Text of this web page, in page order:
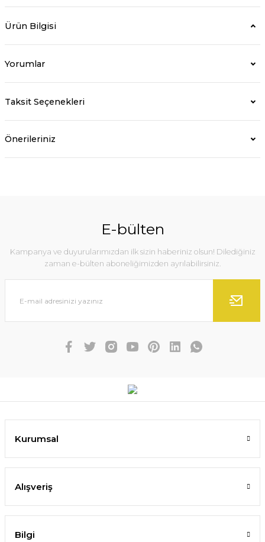
Ürün Bilgisi
Yorumlar
Taksit Seçenekleri
Önerileriniz
E-bülten
Kampanya ve duyurularımızdan ilk sizin haberiniz olsun! Dilediğiniz
zaman e-bülten aboneliğimizden ayrılabilirsiniz.
Kurumsal
Alışveriş
Bilgi